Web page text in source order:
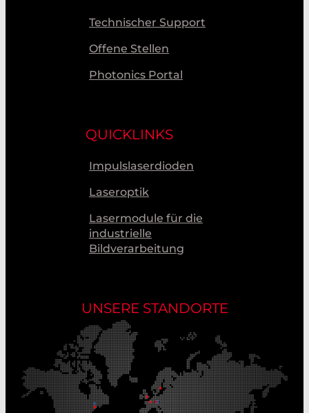
Technischer Support
Offene Stellen
Photonics Portal
QUICKLINKS
Impulslaserdioden
Laseroptik
Lasermodule für die
industrielle
Bildverarbeitung
UNSERE STANDORTE